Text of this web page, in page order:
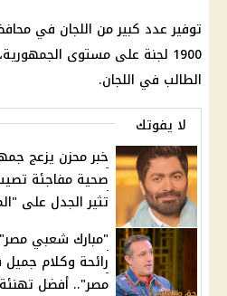
توفير عدد كبير من اللجان في
1900 لجنة على مستوى
الطالب في اللجان.
لا يفوتك
خبر محزن يزعج
صحية مفاجئة
تثير الجدل على
"مبارك شعبي
رائحة وكلام
مصر".. أفضل